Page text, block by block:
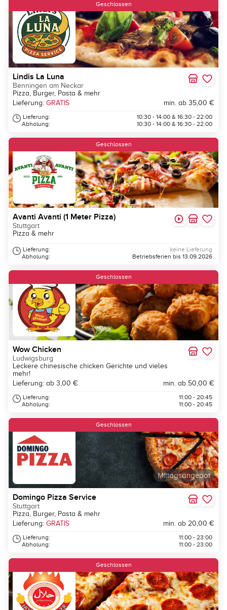
Geschlossen
Lindis La Luna
Benningen am Neckar
Pizza, Burger, Pasta & mehr
Lieferung: GRATIS min. ab 35,00 €
Lieferung:
Abholung:
10:30 - 14:00 & 16:30 - 22:00
10:30 - 14:00 & 16:30 - 22:00
Geschlossen
Avanti Avanti (1 Meter Pizza)
Stuttgart
Pizza & mehr
Lieferung:
Abholung:
keine Lieferung
Betriebsferien bis 13.09.2026
Geschlossen
Wow Chicken
Ludwigsburg
Leckere chinesische chicken Gerichte und vieles
mehr!
Lieferung: ab 3,00 €
min. ab 50,00 €
Lieferung:
Abholung:
11:00 - 20:45
11:00 - 20:45
Mittagsangebot
Geschlossen
Domingo Pizza Service
Stuttgart
Pizza, Burger, Pasta & mehr
Lieferung: GRATIS min. ab 20,00 €
Lieferung:
Abholung:
11:00 - 23:00
11:00 - 23:00
Geschlossen